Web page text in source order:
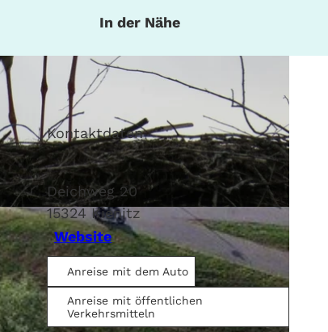
In der Nähe
Kontaktdaten
Deichweg 20
15324Kienitz
Website
Anreise mit dem Auto
Anreise mit öffentlichen
Verkehrsmitteln